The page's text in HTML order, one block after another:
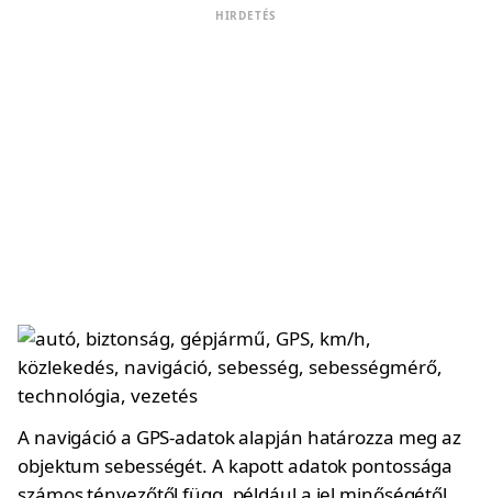
HIRDETÉS
A navigáció a GPS-adatok alapján határozza meg az
objektum sebességét. A kapott adatok pontossága